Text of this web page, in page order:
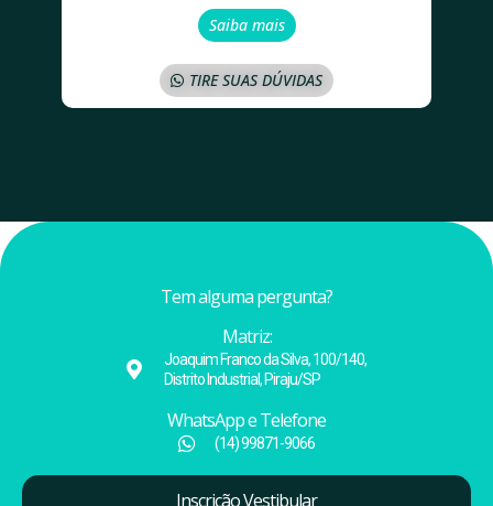
Saiba mais
TIRE SUAS DÚVIDAS
Tem alguma pergunta?
Matriz:
Joaquim Franco da Silva, 100/140,
Distrito Industrial, Piraju/SP
WhatsApp e Telefone
(14) 99871-9066
Inscrição Vestibular